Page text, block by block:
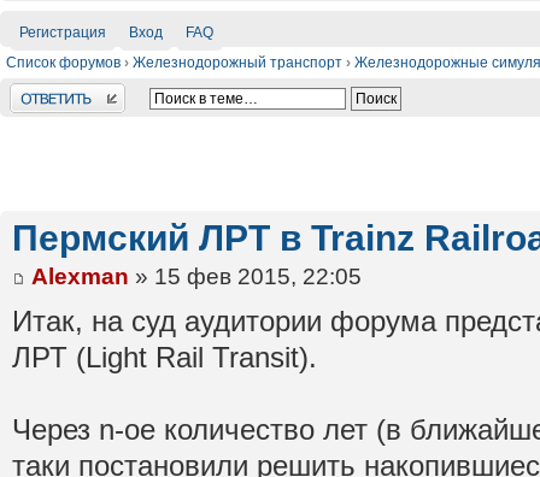
Регистрация Вход
FAQ
Список форумов › Железнодорожный транспорт › Железнодорожные
Ответить
Пермский ЛРТ в Trainz
Alexman » 15 фев 2015, 22:05
Итак, на суд аудитории форума
ЛРТ (Light Rail Transit).
Через n-ое количество лет (в
таки постановили решить